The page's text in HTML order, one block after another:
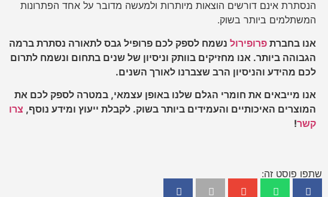
הנסתרת אינם דורשים הוצאות מיותרות ולמעשה מדובר על אחד הפתרונות
המשתלמים ביותר בשוק.
אנו בחברת פרופירול נשמח לספק לכם פרופיל גבס לתאורה נסתרת ברמה
הגבוהה ביותר. אנו מחזיקים בוותק וניסיון של שנים בתחום ונשמח לתרום
לכם מהידע והניסיון הרב שצברנו לאורך השנים.
אנו מייבאים את חומרי הגלם שלנו באופן עצמאי, במטרה לספק לכם את
המוצרים האיכותיים והעמידים ביותר בשוק. לקבלת ייעוץ ומידע נוסף, צרו
קשר!
שתפו פוסט זה: